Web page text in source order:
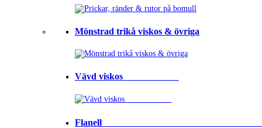
Mönstrad trikå viskos & övriga
Vävd viskos⠀⠀⠀⠀⠀⠀⠀⠀
Flanell